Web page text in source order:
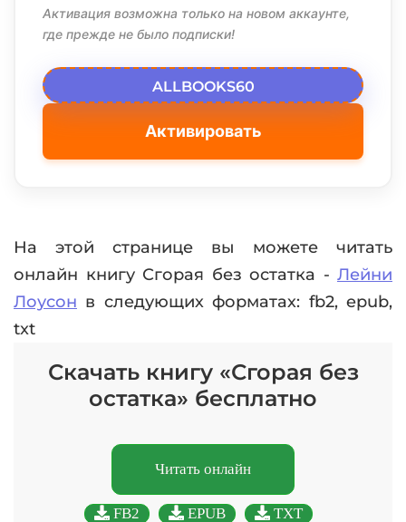
Активация возможна только на новом аккаунте,
где прежде не было подписки!
ALLBOOKS60
Активировать
На этой странице вы можете читать
онлайн книгу Сгорая без остатка - Лейни
Лоусон в следующих форматах: fb2, epub,
txt
Скачать книгу «Сгорая без
остатка» бесплатно
Читать онлайн
FB2 EPUB TXT